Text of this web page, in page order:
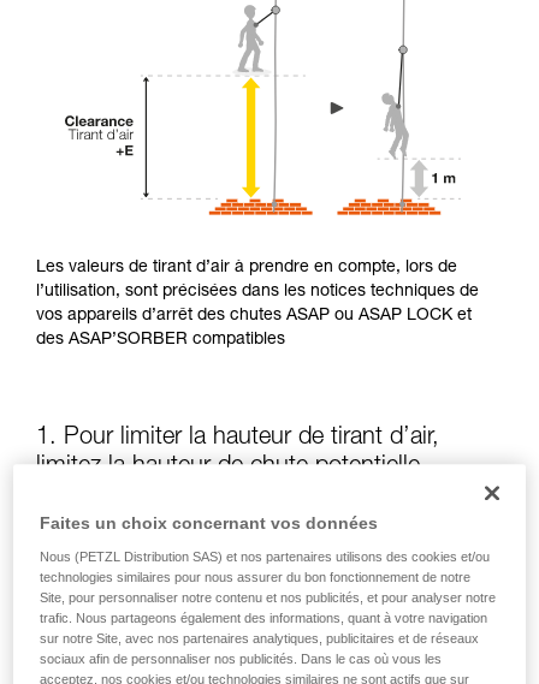
Les valeurs de tirant d’air à prendre en compte, lors de
l’utilisation, sont précisées dans les notices techniques de
vos appareils d’arrêt des chutes ASAP ou ASAP LOCK et
des ASAP’SORBER compatibles
1. Pour limiter la hauteur de tirant d’air,
limitez la hauteur de chute potentielle
La position de l’ASAP ou de l’ASAP LOCK, par rapport à
l’utilisateur, influe sur la hauteur de chute et donc sur la
longueur de déchirement de l’absorbeur d’énergie : ces
deux éléments augmentent le tirant d’air.
Gardez autant que possible l’ASAP ou l’ASAP LOCK au-
Faites un choix concernant vos données
Nous (PETZL Distribution SAS) et nos partenaires utilisons des cookies et/ou
technologies similaires pour nous assurer du bon fonctionnement de notre
Site, pour personnaliser notre contenu et nos publicités, et pour analyser notre
trafic. Nous partageons également des informations, quant à votre navigation
sur notre Site, avec nos partenaires analytiques, publicitaires et de réseaux
sociaux afin de personnaliser nos publicités. Dans le cas où vous les
acceptez, nos cookies et/ou technologies similaires ne sont actifs que sur